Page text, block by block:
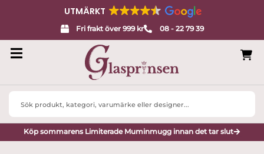
UTMÄRKT
Fri frakt över 999 kr 08 - 22 79 39
Search
Köp sommarens Limiterade Muminmugg innan det tar slut